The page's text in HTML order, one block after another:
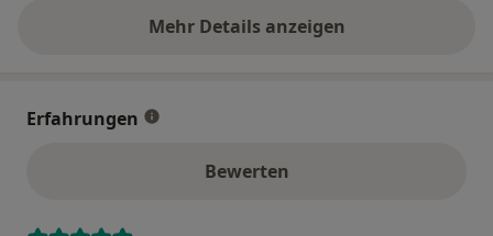
Mehr Details anzeigen
über die Adresse
Erfahrungen
Bewerten